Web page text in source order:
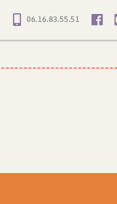
06.16.83.55.51